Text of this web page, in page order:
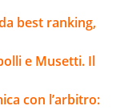
best ranking,
e Musetti. Il
con l’arbitro: